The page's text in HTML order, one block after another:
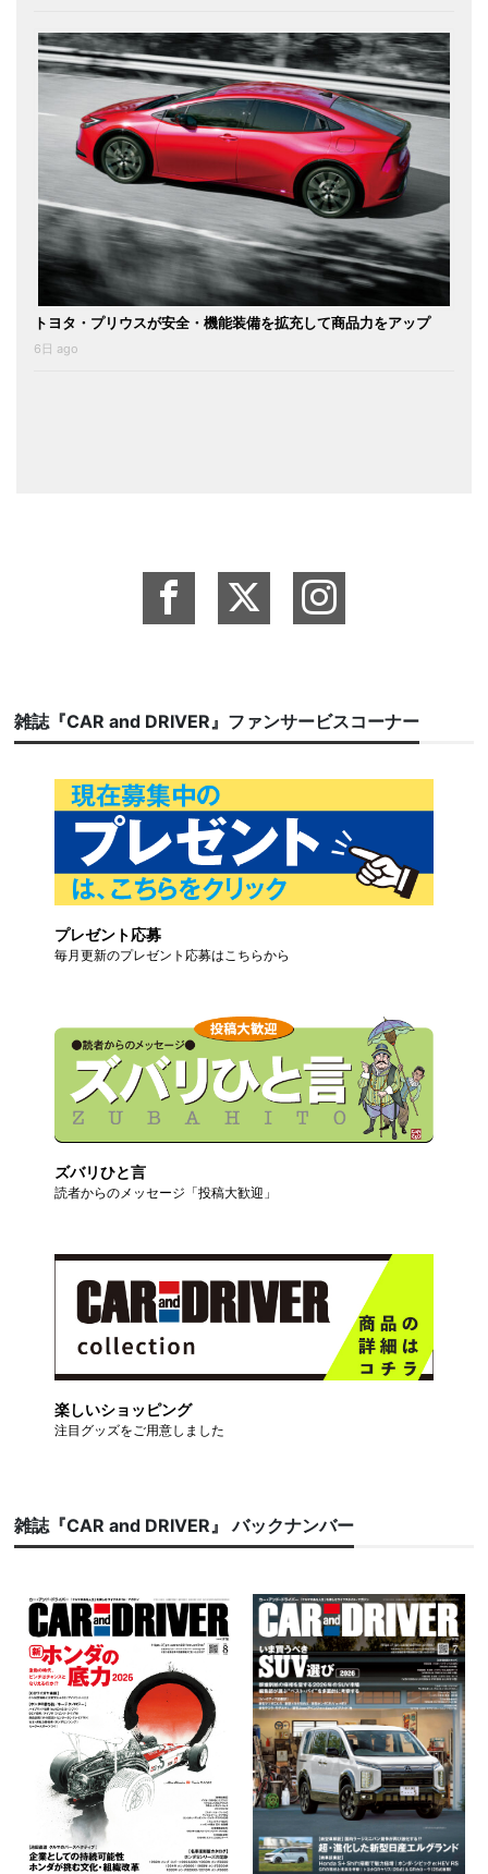
トヨタ・プリウスが安全・機能装備を拡充して商品力をアップ
6日 ago
雑誌『CAR and DRIVER』ファンサービスコーナー
プレゼント応募
毎月更新のプレゼント応募はこちらから
ズバリひと言
読者からのメッセージ「投稿大歓迎」
楽しいショッピング
注目グッズをご用意しました
雑誌『CAR and DRIVER』 バックナンバー